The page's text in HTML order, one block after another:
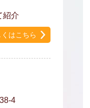
紹介
はこちら
4